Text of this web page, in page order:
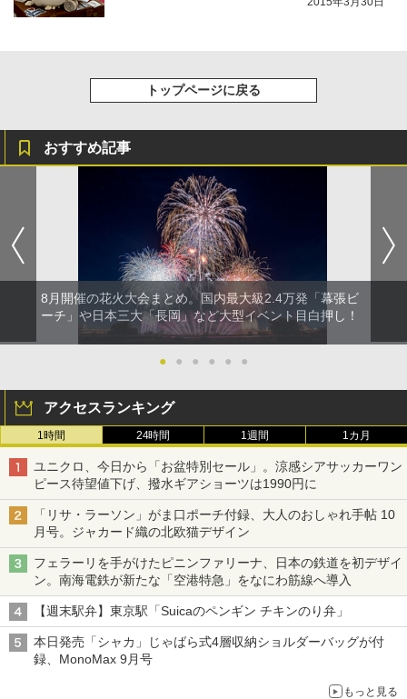
トップページに戻る
おすすめ記事
8月開催の花火大会まとめ。国内最大級2.4万発「幕張ビ
ーチ」や日本三大「長岡」など大型イベント目白押し！
● ● ● ● ● ●
アクセスランキング
1時間 24時間 1週間 1カ月
ユニクロ、今日から「お盆特別セール」。涼感シアサッカーワン
ピース待望値下げ、撥水ギアショーツは1990円に
「リサ・ラーソン」がま口ポーチ付録、大人のおしゃれ手帖 10
月号。ジャカード織の北欧猫デザイン
フェラーリを手がけたピニンファリーナ、日本の鉄道を初デザイ
ン。南海電鉄が新たな「空港特急」をなにわ筋線へ導入
【週末駅弁】東京駅「Suicaのペンギン チキンのり弁」
本日発売「シャカ」じゃばら式4層収納ショルダーバッグが付
録、MonoMax 9月号
もっと見る